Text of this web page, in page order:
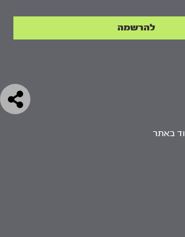
באתר